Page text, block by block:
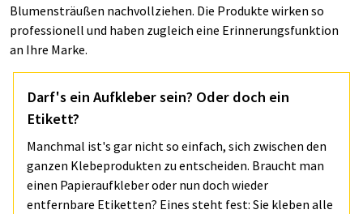
Blumensträußen nachvollziehen. Die Produkte wirken so
professionell und haben zugleich eine Erinnerungsfunktion
an Ihre Marke.
Darf's ein Aufkleber sein? Oder doch ein
Etikett?
Manchmal ist's gar nicht so einfach, sich zwischen den
ganzen Klebeprodukten zu entscheiden. Braucht man
einen Papieraufkleber oder nun doch wieder
entfernbare Etiketten? Eines steht fest: Sie kleben alle